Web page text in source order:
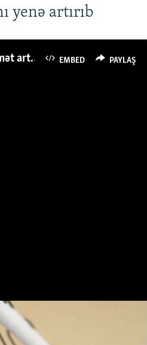
yenə artırıb
EMBED PAYLAŞ
Azərbaycanlı avropalıdan iki dəfə az ət yeyir, amma... 'Qiymət artımı qaçılmazdır'